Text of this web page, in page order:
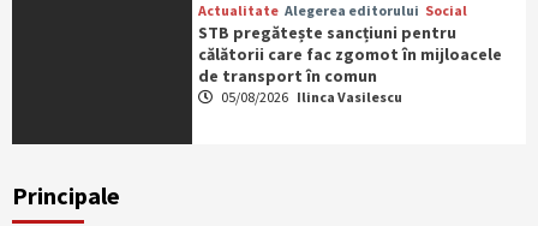
Actualitate Alegerea editorului Social
STB pregătește sancțiuni pentru
călătorii care fac zgomot în mijloacele
de transport în comun
05/08/2026 Ilinca Vasilescu
Principale